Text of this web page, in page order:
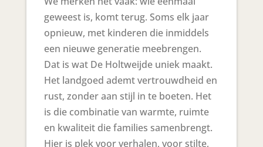
geweest is, komt terug. Soms elk jaar
opnieuw, met kinderen die inmiddels
een nieuwe generatie meebrengen.
Dat is wat De Holtweijde uniek maakt.
Het landgoed ademt vertrouwdheid en
rust, zonder aan stijl in te boeten. Het
is die combinatie van warmte, ruimte
en kwaliteit die families samenbrengt.
Hier is plek voor verhalen, voor stilte,